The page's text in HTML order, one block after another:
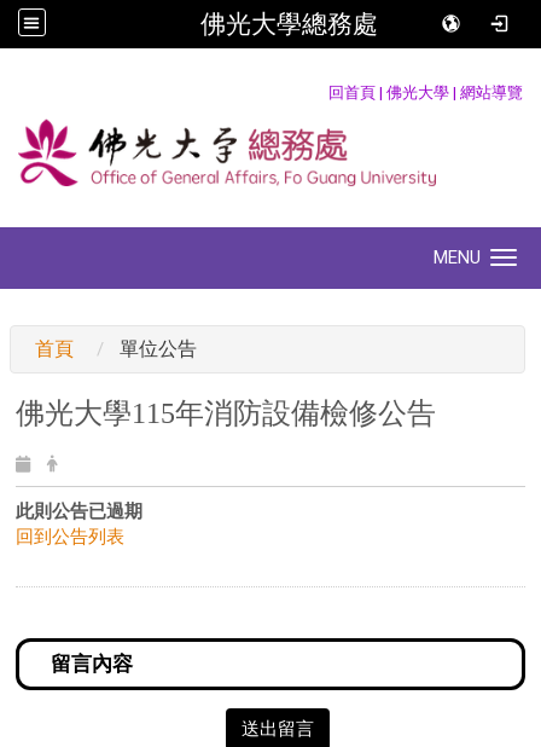
佛光大學總務處
回首頁 | 佛光大學 | 網站導覽
MENU
首頁 單位公告
佛光大學115年消防設備檢修公告
此則公告已過期
回到公告列表
送出留言